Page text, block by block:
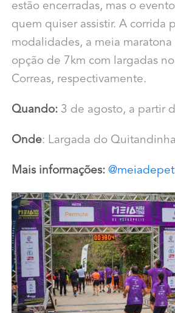
estão encerradas, mas o
quem quiser assistir. A corrida
modalidades, a meia
opção de 7km com largadas
Correas, respectivamente.
Quando: 3 de agosto, a partir
Onde: Largada do
Mais informações: